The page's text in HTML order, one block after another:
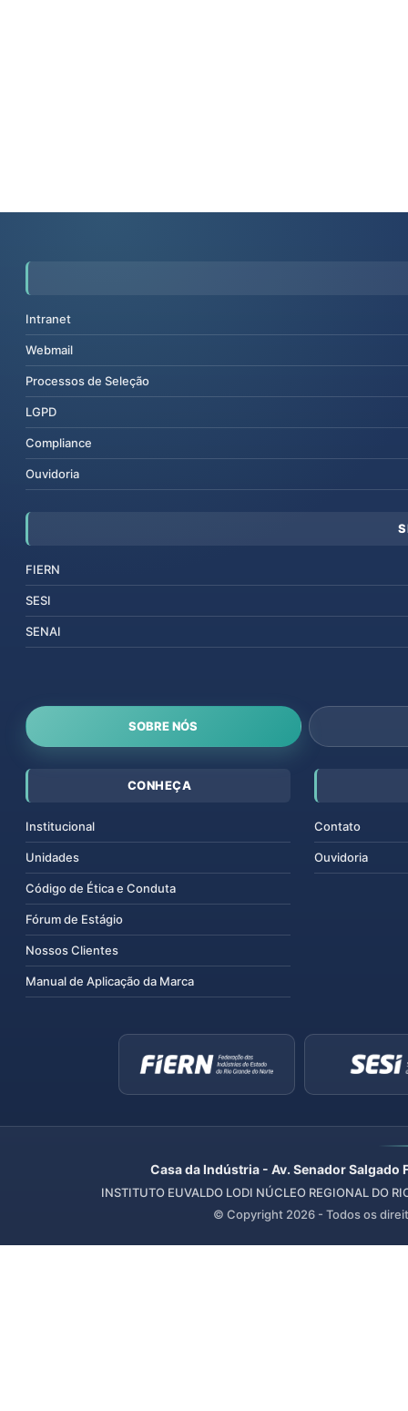
Intranet
Webmail
Processos de Seleção
LGPD
Compliance
Ouvidoria
FIERN
SESI
SENAI
SOBRE NÓS
CONHEÇA
Institucional
Unidades
Código de Ética e Conduta
Fórum de Estágio
Nossos Clientes
Manual de Aplicação da Marca
Contato
Ouvidoria
Casa da Indústria - Av. Senador
INSTITUTO EUVALDO LODI NÚCLEO REGIONAL DO
© Copyright 2026 - Todos os